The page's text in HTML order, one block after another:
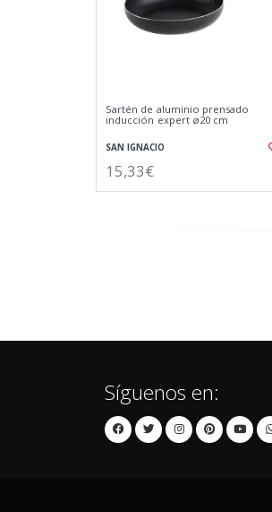
Sartén de aluminio prensado
inducción expert ø20 cm
SAN IGNACIO
15,33€
Síguenos en: